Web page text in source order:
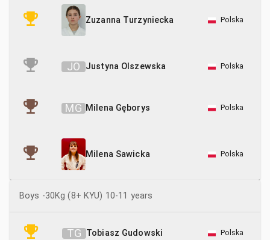
Zuzanna Turzyniecka Polska
JO Justyna Olszewska Polska
MG Milena Gęborys Polska
Milena Sawicka Polska
Boys -30Kg (8+ KYU) 10-11 years
TG Tobiasz Gudowski Polska